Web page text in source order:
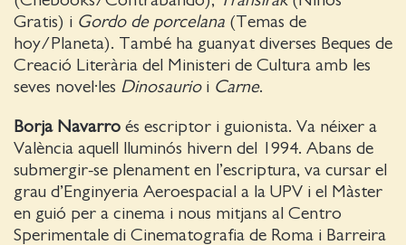
Gratis) i Gordo de porcelana (Temas de
hoy/Planeta). També ha guanyat diverses Beques de
Creació Literària del Ministeri de Cultura amb les
seves novel·les Dinosaurioi Carne.
Borja Navarro és escriptor i guionista. Va néixer a
València aquell lluminós hivern del 1994. Abans de
submergir-se plenament en l’escriptura, va cursar el
grau d’Enginyeria Aeroespacial a la UPV i el Màster
en guió per a cinema i nous mitjans al Centro
Sperimentale di Cinematografia de Roma i Barreira